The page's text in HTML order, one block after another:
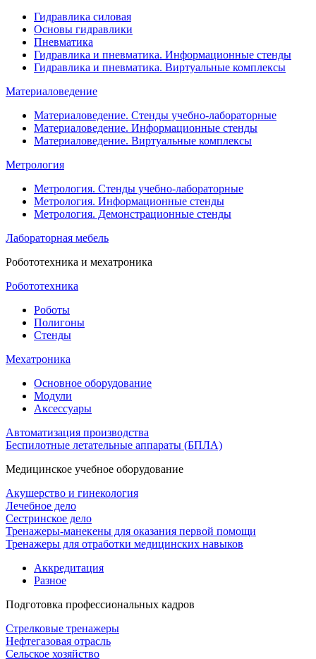
Гидравлика силовая
Основы гидравлики
Пневматика
Гидравлика и пневматика. Информационные стенды
Гидравлика и пневматика. Виртуальные комплексы
Материаловедение
Материаловедение. Стенды учебно-лабораторные
Материаловедение. Информационные стенды
Материаловедение. Виртуальные комплексы
Метрология
Метрология. Стенды учебно-лабораторные
Метрология. Информационные стенды
Метрология. Демонстрационные стенды
Лабораторная мебель
Робототехника и мехатроника
Робототехника
Роботы
Полигоны
Стенды
Мехатроника
Основное оборудование
Модули
Аксессуары
Автоматизация производства
Беспилотные летательные аппараты (БПЛА)
Медицинское учебное оборудование
Акушерство и гинекология
Лечебное дело
Сестринское дело
Тренажеры-манекены для оказания первой помощи
Тренажеры для отработки медицинских навыков
Аккредитация
Разное
Подготовка профессиональных кадров
Стрелковые тренажеры
Нефтегазовая отрасль
Сельское хозяйство